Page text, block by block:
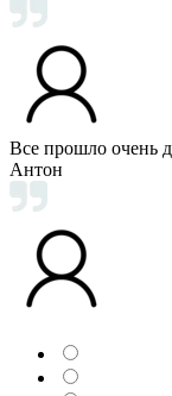
Все прошло очень
Антон